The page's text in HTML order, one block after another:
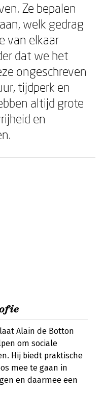
Ze bepalen
welk gedrag
van elkaar
dat we het
ongeschreven
tijdperk en
altijd grote
en
Alain de Botton
om sociale
Hij biedt praktische
mee te gaan in
en daarmee een